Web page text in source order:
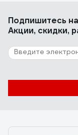
Подпишитесь
Акции, скидки,